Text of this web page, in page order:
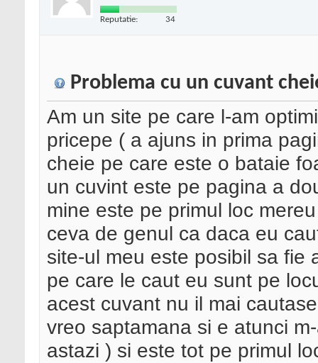
Reputatie: 34
Problema cu un cuvant
Am un site pe care l-am
pricepe ( a ajuns in prima
cheie pe care este o bataie
un cuvint este pe pagina a
mine este pe primul loc
ceva de genul ca daca eu
site-ul meu este posibil sa fie
pe care le caut eu sunt pe
acest cuvant nu il mai
vreo saptamana si e atunci
astazi ) si este tot pe primul